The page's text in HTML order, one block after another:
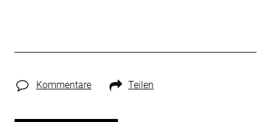
Kommentare Teilen